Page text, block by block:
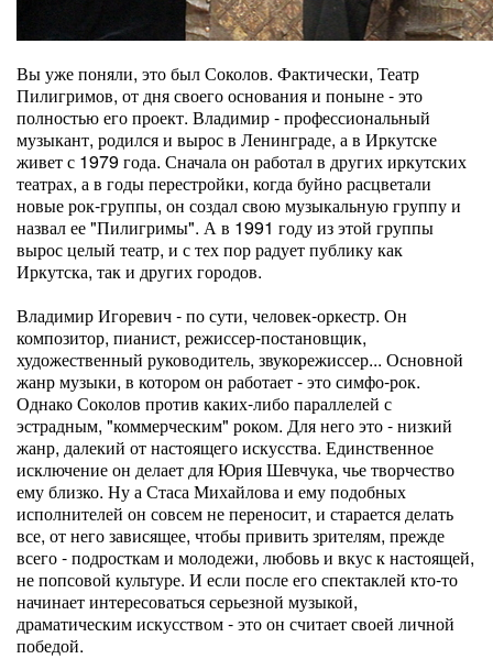
Вы уже поняли, это был Соколов. Фактически, Театр
Пилигримов, от дня своего основания и поныне - это
полностью его проект. Владимир - профессиональный
музыкант, родился и вырос в Ленинграде, а в Иркутске
живет с 1979 года. Сначала он работал в других иркутских
театрах, а в годы перестройки, когда буйно расцветали
новые рок-группы, он создал свою музыкальную группу и
назвал ее "Пилигримы". А в 1991 году из этой группы
вырос целый театр, и с тех пор радует публику как
Иркутска, так и других городов.
Владимир Игоревич - по сути, человек-оркестр. Он
композитор, пианист, режиссер-постановщик,
художественный руководитель, звукорежиссер... Основной
жанр музыки, в котором он работает - это симфо-рок.
Однако Соколов против каких-либо параллелей с
эстрадным, "коммерческим" роком. Для него это - низкий
жанр, далекий от настоящего искусства. Единственное
исключение он делает для Юрия Шевчука, чье творчество
ему близко. Ну а Стаса Михайлова и ему подобных
исполнителей он совсем не переносит, и старается делать
все, от него зависящее, чтобы привить зрителям, прежде
всего - подросткам и молодежи, любовь и вкус к настоящей,
не попсовой культуре. И если после его спектаклей кто-то
начинает интересоваться серьезной музыкой,
драматическим искусством - это он считает своей личной
победой.